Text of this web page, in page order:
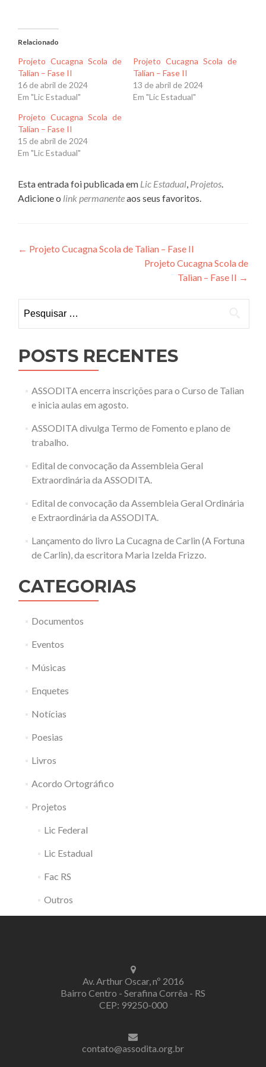
Relacionado
Projeto Cucagna Scola de
Talian – Fase II
16 de abril de 2024
Em "Lic Estadual"
Projeto Cucagna Scola de
Talian – Fase II
13 de abril de 2024
Em "Lic Estadual"
Projeto Cucagna Scola de
Talian – Fase II
15 de abril de 2024
Em "Lic Estadual"
Esta entrada foi publicada em Lic Estadual, Projetos.
Adicione o link permanenteaos seus favoritos.
Navegação
Post
← Projeto Cucagna Scola de Talian – Fase II
Projeto Cucagna Scola de
Talian – Fase II →
por:
POSTS RECENTES
ASSODITA encerra inscrições para o Curso de Talian
e inicia aulas em agosto.
ASSODITA divulga Termo de Fomento e plano de
trabalho.
Edital de convocação da Assembleia Geral
Extraordinária da ASSODITA.
Edital de convocação da Assembleia Geral Ordinária
e Extraordinária da ASSODITA.
Lançamento do livro La Cucagna de Carlin (A Fortuna
de Carlin), da escritora Maria Izelda Frizzo.
CATEGORIAS
Documentos
Eventos
Músicas
Enquetes
Notícias
Poesias
Livros
Acordo Ortográfico
Projetos
Lic Federal
Lic Estadual
Fac RS
Outros
Av. Arthur Oscar, nº 2016
Bairro Centro - Serafina Corrêa - RS
CEP: 99250-000
contato@assodita.org.br